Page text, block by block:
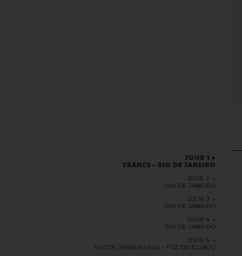
JOUR 1
FRANCE – RIO DE JANEIRO
JOUR 2
RIO DE JANEIRO
JOUR 3
RIO DE JANEIRO
JOUR 4
RIO DE JANEIRO
JOUR 5
RIO DE JANEIRO (vol) – FOZ DO IGUAÇU